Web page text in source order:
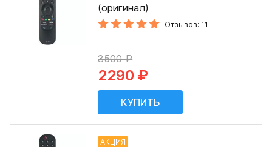
(оригинал)
Отзывов: 11
3500 ₽
2290 ₽
АКЦИЯ